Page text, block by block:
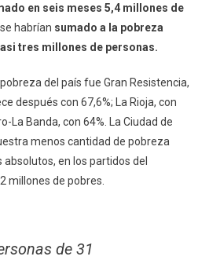
en seis meses 5,4 millones de
habrían sumado a la pobreza
tres millones de personas.
del país fue Gran Resistencia,
después con 67,6%; La Rioja, con
La Banda, con 64%. La Ciudad de
menos cantidad de pobreza
absolutos, en los partidos del
millones de pobres.
de 31